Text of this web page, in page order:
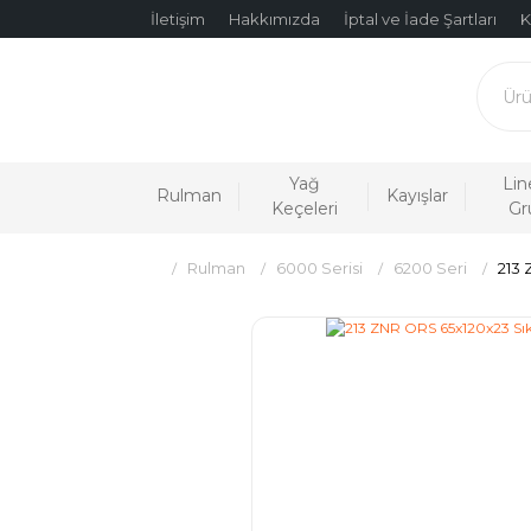
İletişim Hakkımızda İptal ve İade Şartları
Rulman
Yağ
Keçeleri
Kayışlar
Rulman 6000 Serisi 6200 Seri 213